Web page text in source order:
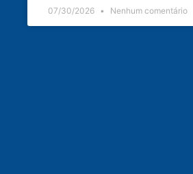
07/30/2026 Nenhum comentário